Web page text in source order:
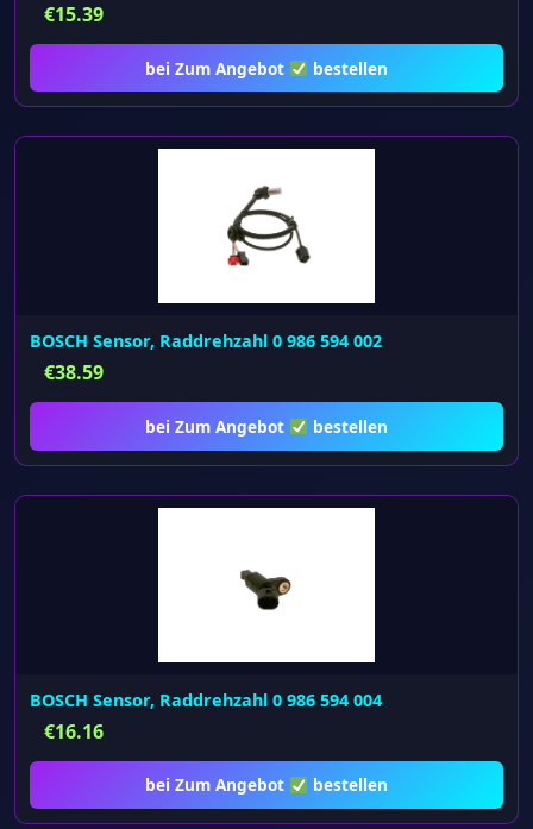
€15.39
bei Zum Angebot bestellen
BOSCH Sensor, Raddrehzahl 0 986 594 002
€38.59
bei Zum Angebot bestellen
BOSCH Sensor, Raddrehzahl 0 986 594 004
€16.16
bei Zum Angebot bestellen